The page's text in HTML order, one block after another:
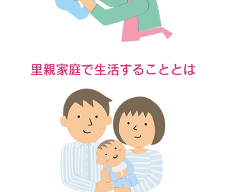
里親家庭で生活することとは